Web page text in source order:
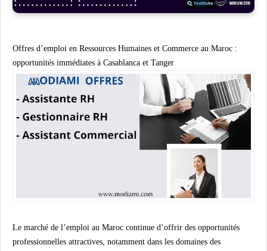
Offres d’emploi en Ressources Humaines et Commerce au Maroc :
opportunités immédiates à Casablanca et Tanger
Le marché de l’emploi au Maroc continue d’offrir des opportunités
professionnelles attractives , notamment dans les domaines des